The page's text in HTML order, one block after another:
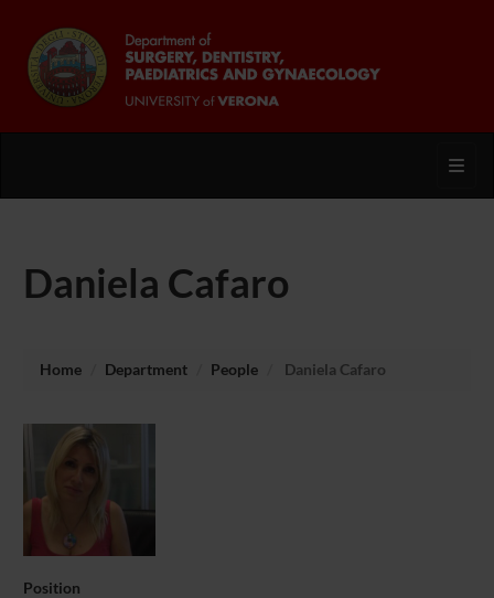
Daniela Cafaro
Home Department People Daniela Cafaro
Position